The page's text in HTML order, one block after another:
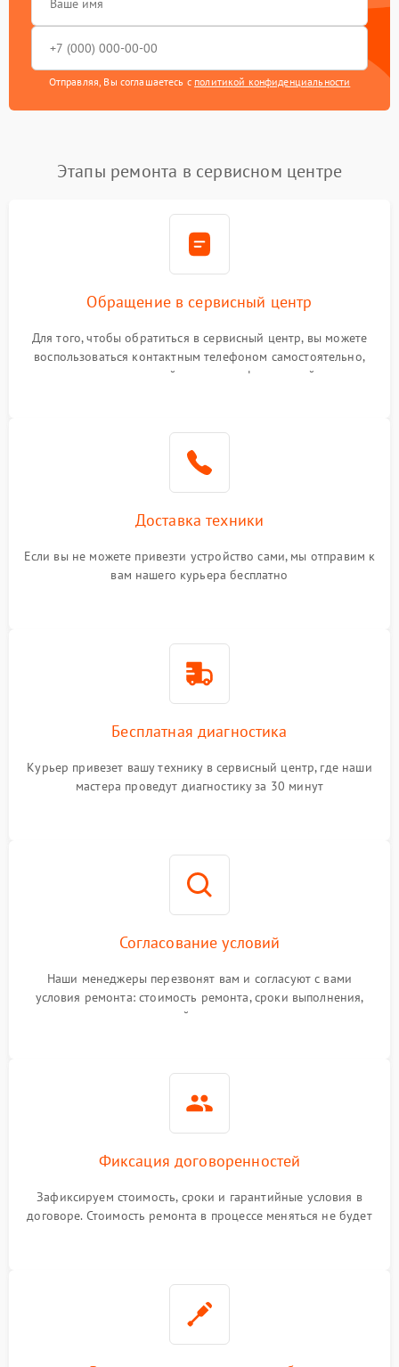
Отправляя, Вы соглашаетесь с политикой конфиденциальности
Этапы ремонта в сервисном центре
Обращение в сервисный центр
Для того, чтобы обратиться в сервисный центр, вы можете
воспользоваться контактным телефоном самостоятельно,
или оставить свой номер телефона на сайте
Доставка техники
Если вы не можете привезти устройство сами, мы отправим к
вам нашего курьера бесплатно
Бесплатная диагностика
Курьер привезет вашу технику в сервисный центр, где наши
мастера проведут диагностику за 30 минут
Согласование условий
Наши менеджеры перезвонят вам и согласуют с вами
условия ремонта: стоимость ремонта, сроки выполнения,
гарантийные условия
Фиксация договоренностей
Зафиксируем стоимость, сроки и гарантийные условия в
договоре. Стоимость ремонта в процессе меняться не будет